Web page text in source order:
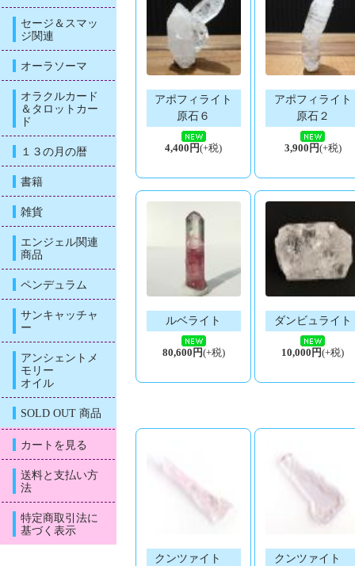
セージ＆スマッ
ジ関連
オーラソーマ
オラクルカード
＆タロットカー
ド
１３の月の暦
書籍
雑貨
エンジェル関連
商品
ペンデュラム
サンキャッチャ
ー
アンシェントメ
モリー
オイル
SOLD OUT 商品
カートを見る
送料と支払い方
法
特定商取引法に
基づく表示
アポフィライト
原石６
4,400円(+税)
アポフィライト
原石２
3,900円(+税)
ルベライト
80,600円(+税)
ダンビュライト
10,000円(+税)
クンツァイト
クンツァイト